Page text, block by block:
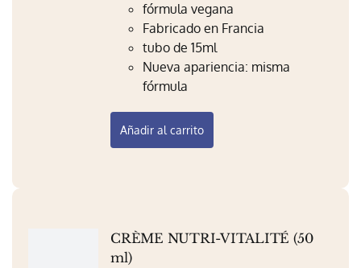
fórmula vegana
Fabricado en Francia
tubo de 15ml
Nueva apariencia: misma
fórmula
Añadir al carrito
CRÈME NUTRI-VITALITÉ (50
ml)